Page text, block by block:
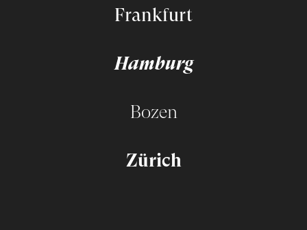
Frankfurt
Hamburg
Bozen
Zürich